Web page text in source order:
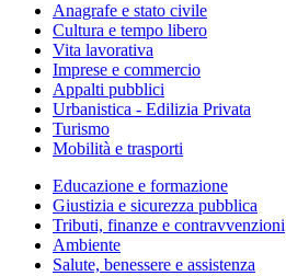
Anagrafe e stato civile
Cultura e tempo libero
Vita lavorativa
Imprese e commercio
Appalti pubblici
Urbanistica - Edilizia Privata
Turismo
Mobilità e trasporti
Educazione e formazione
Giustizia e sicurezza pubblica
Tributi, finanze e contravvenzioni
Ambiente
Salute, benessere e assistenza